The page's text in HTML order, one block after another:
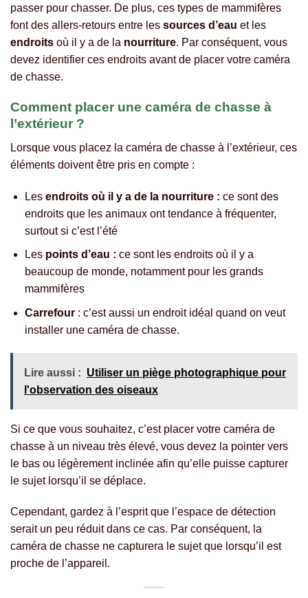
passer pour chasser. De plus, ces types de mammifères
font des allers-retours entre les sources d’eau et les
endroits où il y a de la nourriture. Par conséquent, vous
devez identifier ces endroits avant de placer votre caméra
de chasse.
Comment placer une caméra de chasse à
l’extérieur ?
Lorsque vous placez la caméra de chasse à l’extérieur, ces
éléments doivent être pris en compte :
Les endroits où il y a de la nourriture : ce sont des
endroits que les animaux ont tendance à fréquenter,
surtout si c’est l’été
Les points d’eau : ce sont les endroits où il y a
beaucoup de monde, notamment pour les grands
mammifères
Carrefour : c’est aussi un endroit idéal quand on veut
installer une caméra de chasse.
Lire aussi : Utiliser un piège photographique pour
l'observation des oiseaux
Si ce que vous souhaitez, c’est placer votre caméra de
chasse à un niveau très élevé, vous devez la pointer vers
le bas ou légèrement inclinée afin qu’elle puisse capturer
le sujet lorsqu’il se déplace.
Cependant, gardez à l’esprit que l’espace de détection
serait un peu réduit dans ce cas. Par conséquent, la
caméra de chasse ne capturera le sujet que lorsqu’il est
proche de l’appareil.